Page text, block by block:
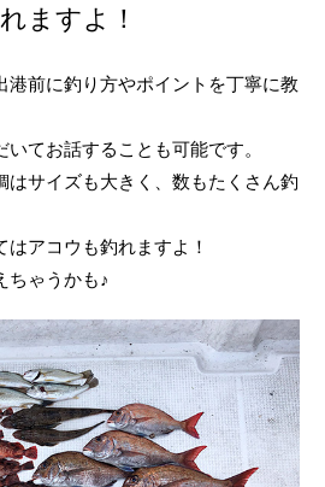
ますよ！
港前に釣り方やポイントを丁寧に教
てお話することも可能です。
はサイズも大きく、数もたくさん釣
アコウも釣れますよ！
ちゃうかも♪